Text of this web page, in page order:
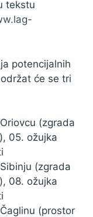
tekstu
potencijalnih
će se tri
(zgrada
05. ožujka
(zgrada
08. ožujka
(prostor